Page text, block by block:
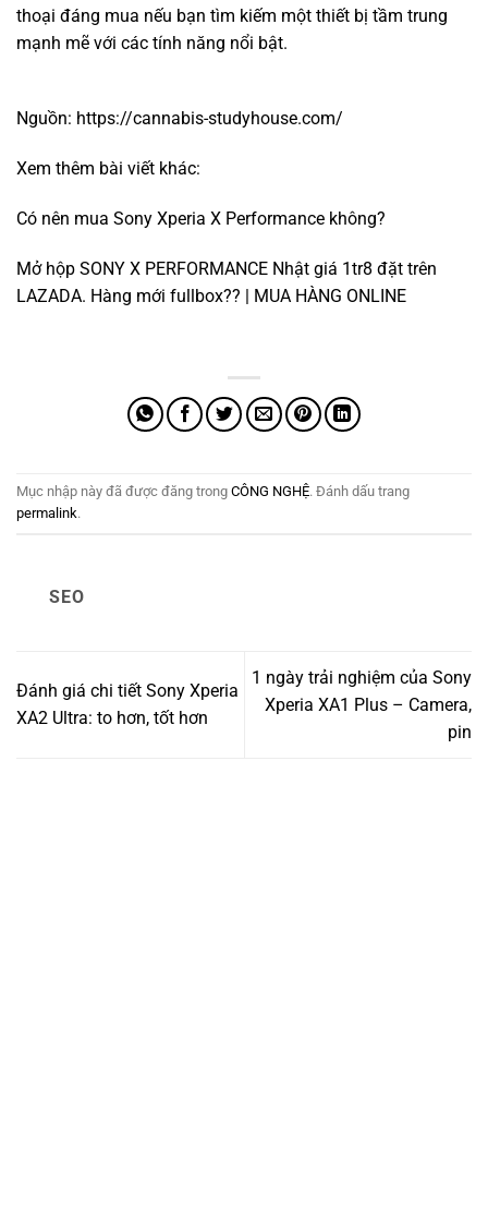
thoại đáng mua nếu bạn tìm kiếm một thiết bị tầm trung
mạnh mẽ với các tính năng nổi bật.
Nguồn: https://cannabis-studyhouse.com/
Xem thêm bài viết khác:
Có nên mua Sony Xperia X Performance không?
Mở hộp SONY X PERFORMANCE Nhật giá 1tr8 đặt trên
LAZADA. Hàng mới fullbox?? | MUA HÀNG ONLINE
Mục nhập này đã được đăng trong CÔNG NGHỆ. Đánh dấu trang
permalink.
SEO
Đánh giá chi tiết Sony Xperia
XA2 Ultra: to hơn, tốt hơn
1 ngày trải nghiệm của Sony
Xperia XA1 Plus – Camera,
pin